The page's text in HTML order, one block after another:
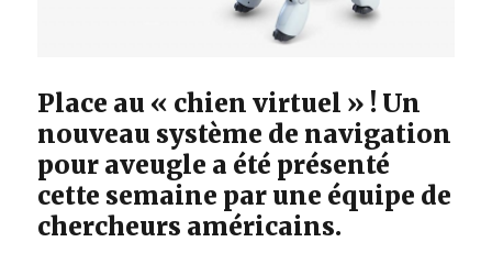
Place au « chien virtuel » ! Un
nouveau système de navigation
pour aveugle a été présenté
cette semaine par une équipe de
chercheurs américains.